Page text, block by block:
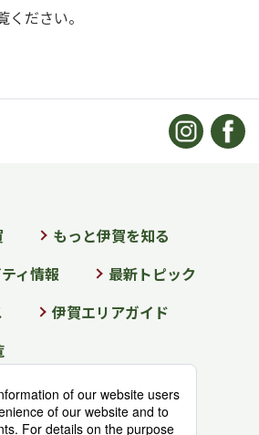
ださい。
もっと伊賀を知る
ィ情報
最新トピック
伊賀エリアガイド
運営情報